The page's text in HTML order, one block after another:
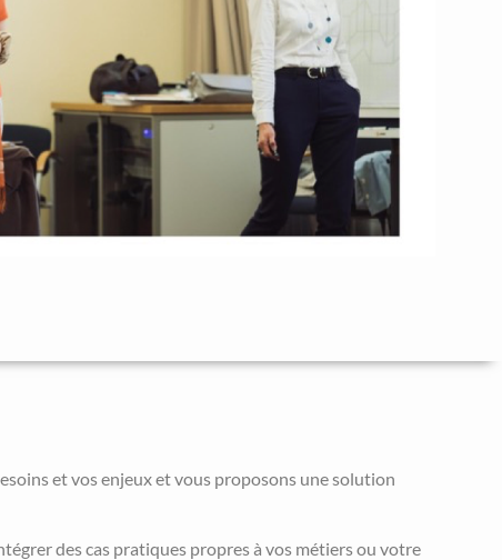
et vos enjeux et vous proposons une solution
des cas pratiques propres à vos métiers ou votre